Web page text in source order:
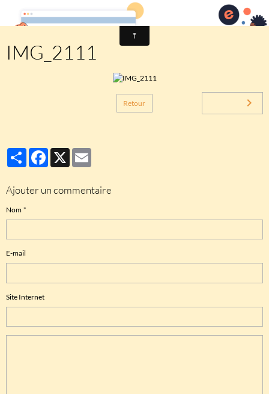
Comité des fêtes de CHEUX
IMG_2111
Retour
PartagerFacebook
X
Ajouter un commentaire
Nom
E-mail
Site Internet